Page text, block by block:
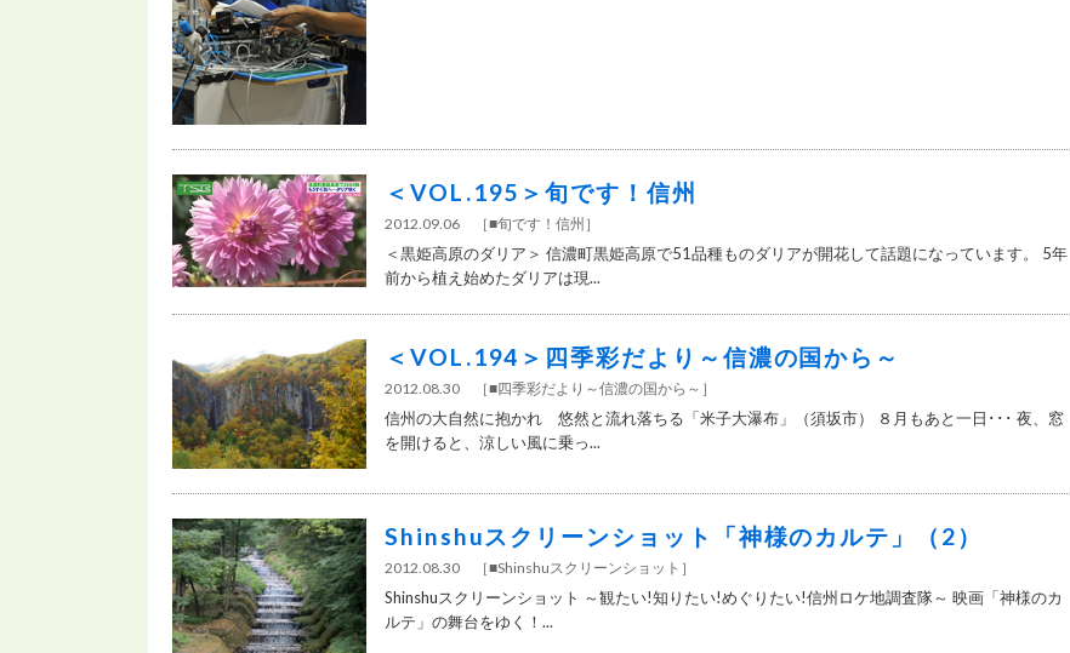
＜VOL.195＞旬です！信州
2012.09.06 ［■旬です！信州 ］
＜黒姫高原のダリア＞ 信濃町黒姫高原で51品種ものダリアが開花して話題になっています。 5年
前から植え始めたダリアは現...
＜VOL.194＞四季彩だより～信濃の国から～
2012.08.30 ［■四季彩だより～信濃の国から～ ］
信州の大自然に抱かれ 悠然と流れ落ちる「米子大瀑布」（須坂市） ８月もあと一日･･･ 夜、窓
を開けると、涼しい風に乗っ...
Shinshuスクリーンショット「神様のカルテ」（2）
2012.08.30 ［■Shinshuスクリーンショット ］
Shinshuスクリーンショット ～観たい!知りたい!めぐりたい!信州ロケ地調査隊～ 映画「神様のカ
ルテ」の舞台をゆく！...